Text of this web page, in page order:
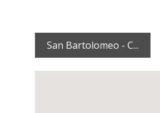
San Bartolomeo - C...